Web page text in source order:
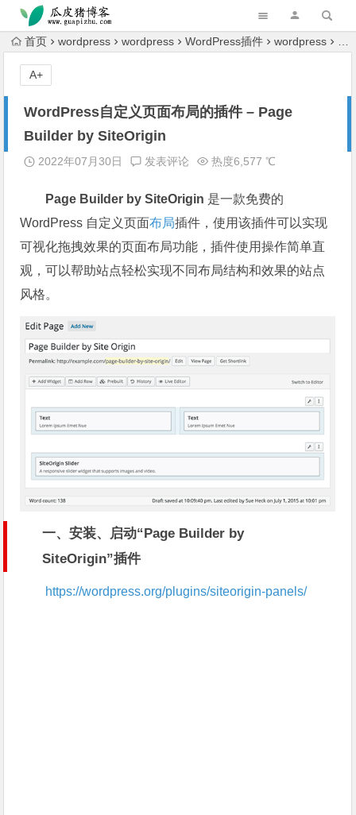
跳转到主内容
首页 wordpress wordpress WordPress插件 wordpress
WordPress自定义页面布局的插件 – Page
Builder by SiteOrigin
2022年07月30日 发表评论 热度6,577 ℃
Page Builder by SiteOrigin 是一款免费的
WordPress 自定义页面布局插件，使用该插件可以实现
可视化拖拽效果的页面布局功能，插件使用操作简单直
观，可以帮助站点轻松实现不同布局结构和效果的站点
风格。
一、安装、启动“Page Builder by
SiteOrigin”插件
https://wordpress.org/plugins/siteorigin-panels/
A+